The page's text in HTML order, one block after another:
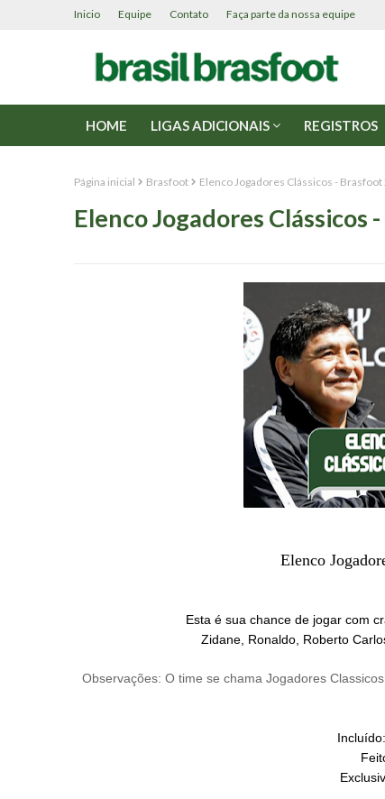
Inicio Equipe Contato Faça parte da nossa equipe
HOME LIGAS ADICIONAIS REGISTROS
Página inicial Brasfoot Elenco Jogadores Clássicos -
Elenco Jogadores Clássicos
Elenco
Esta é sua chance de jogar com
Zidane, Ronaldo, Roberto
Observações: O time se chama Jogadores